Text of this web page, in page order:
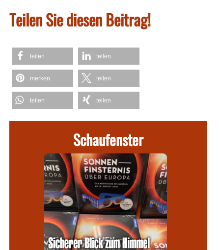
Teilen Sie diesen Beitrag!
teilen teilen
merken teilen
teilen teilen
Schaufenster